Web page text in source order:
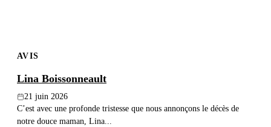
AVIS
Lina Boissonneault
21 juin 2026
C’est avec une profonde tristesse que nous annonçons le décès de
notre douce maman, Lina...